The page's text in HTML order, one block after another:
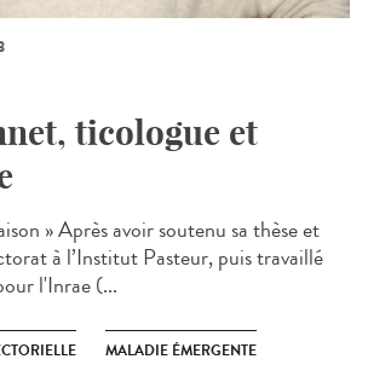
ticologue et
» Après avoir soutenu sa thèse et
à l’Institut Pasteur, puis travaillé
l'Inrae (...
MALADIE ÉMERGENTE